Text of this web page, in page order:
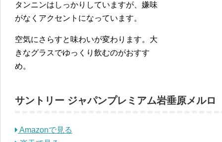
タンニンはしっかりしていますが、嫌味
がなくアクセントになっています。
空気にさらすと味わいが変わります。大
きなグラスでゆっくり飲むのがおすす
め。
サントリー ジャパンプレミアム岩垂原メルロ
Amazonで見る